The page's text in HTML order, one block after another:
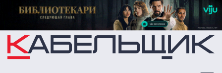
Перейти к основному содержанию